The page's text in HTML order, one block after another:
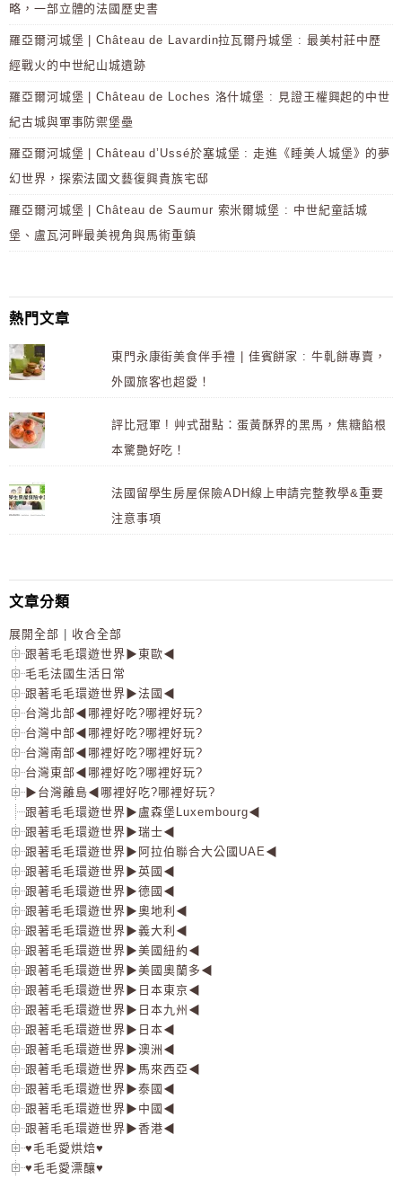
略，一部立體的法國歷史書
羅亞爾河城堡 | Château de Lavardin拉瓦爾丹城堡 : 最美村莊中歷
經戰火的中世紀山城遺跡
羅亞爾河城堡 | Château de Loches 洛什城堡 : 見證王權興起的中世
紀古城與軍事防禦堡壘
羅亞爾河城堡 | Château d’Ussé於塞城堡 : 走進《睡美人城堡》的夢
幻世界，探索法國文藝復興貴族宅邸
羅亞爾河城堡 | Château de Saumur 索米爾城堡 : 中世紀童話城
堡、盧瓦河畔最美視角與馬術重鎮
熱門文章
東門永康街美食伴手禮 | 佳賓餅家 : 牛軋餅專賣，
外國旅客也超愛！
評比冠軍 ! 艸式甜點：蛋黃酥界的黑馬，焦糖餡根
本驚艷好吃！
法國留學生房屋保險ADH線上申請完整教學&重要
注意事項
文章分類
展開全部 | 收合全部
跟著毛毛環遊世界▶東歐◀
毛毛法國生活日常
跟著毛毛環遊世界▶法國◀
台灣北部◀哪裡好吃?哪裡好玩?
台灣中部◀哪裡好吃?哪裡好玩?
台灣南部◀哪裡好吃?哪裡好玩?
台灣東部◀哪裡好吃?哪裡好玩?
▶台灣離島◀哪裡好吃?哪裡好玩?
跟著毛毛環遊世界▶盧森堡Luxembourg◀
跟著毛毛環遊世界▶瑞士◀
跟著毛毛環遊世界▶阿拉伯聯合大公國UAE◀
跟著毛毛環遊世界▶英國◀
跟著毛毛環遊世界▶德國◀
跟著毛毛環遊世界▶奧地利◀
跟著毛毛環遊世界▶義大利◀
跟著毛毛環遊世界▶美國紐約◀
跟著毛毛環遊世界▶美國奧蘭多◀
跟著毛毛環遊世界▶日本東京◀
跟著毛毛環遊世界▶日本九州◀
跟著毛毛環遊世界▶日本◀
跟著毛毛環遊世界▶澳洲◀
跟著毛毛環遊世界▶馬來西亞◀
跟著毛毛環遊世界▶泰國◀
跟著毛毛環遊世界▶中國◀
跟著毛毛環遊世界▶香港◀
♥毛毛愛烘焙♥
♥毛毛愛漂釀♥